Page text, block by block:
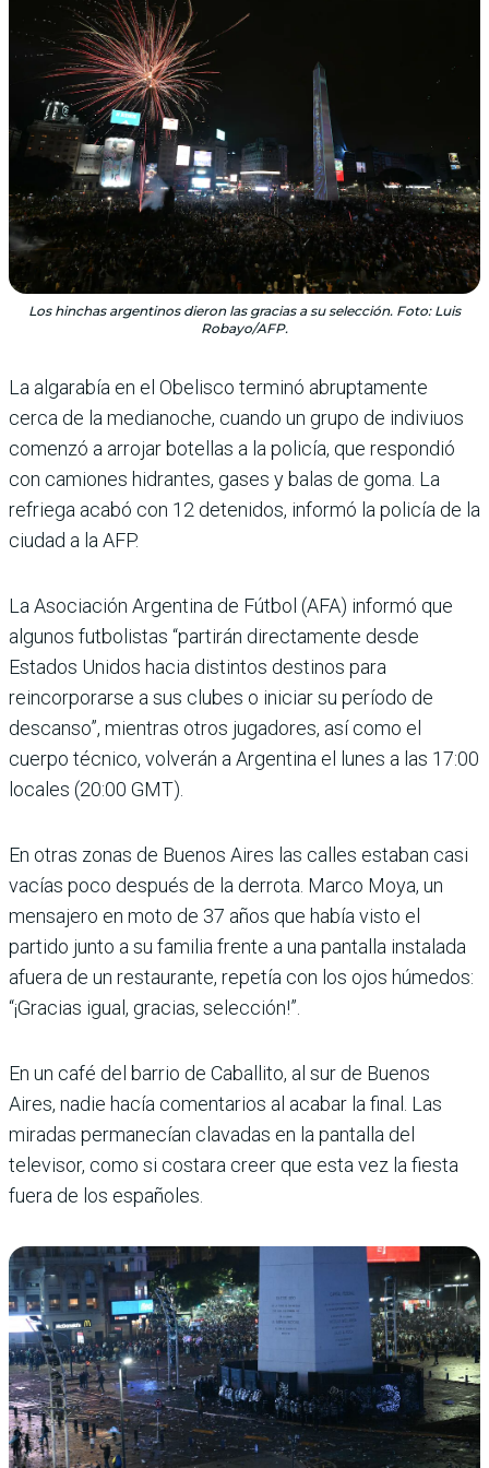
Los hinchas argentinos dieron las gracias a su selección. Foto: Luis
Robayo/AFP.
La algarabía en el Obelisco terminó abruptamente
cerca de la medianoche, cuando un grupo de indiviuos
comenzó a arrojar botellas a la policía, que respondió
con camiones hidrantes, gases y balas de goma. La
refriega acabó con 12 detenidos, informó la policía de la
ciudad a la AFP.
La Asociación Argentina de Fútbol (AFA) informó que
algunos futbolistas “partirán directamente desde
Estados Unidos hacia distintos destinos para
reincorporarse a sus clubes o iniciar su período de
descanso”, mientras otros jugadores, así como el
cuerpo técnico, volverán a Argentina el lunes a las 17:00
locales (20:00 GMT).
En otras zonas de Buenos Aires las calles estaban casi
vacías poco después de la derrota. Marco Moya, un
mensajero en moto de 37 años que había visto el
partido junto a su familia frente a una pantalla instalada
afuera de un restaurante, repetía con los ojos húmedos:
“¡Gracias igual, gracias, selección!”.
En un café del barrio de Caballito, al sur de Buenos
Aires, nadie hacía comentarios al acabar la final. Las
miradas permanecían clavadas en la pantalla del
televisor, como si costara creer que esta vez la fiesta
fuera de los españoles.